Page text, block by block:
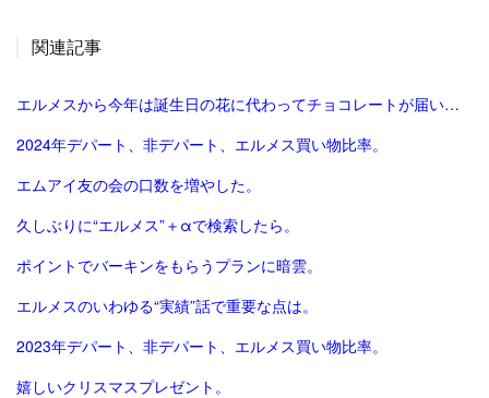
関連記事
エルメスから今年は誕生日の花に代わってチョコレートが届いた。
2024年デパート、非デパート、エルメス買い物比率。
エムアイ友の会の口数を増やした。
久しぶりに“エルメス”＋αで検索したら。
ポイントでバーキンをもらうプランに暗雲。
エルメスのいわゆる“実績”話で重要な点は。
2023年デパート、非デパート、エルメス買い物比率。
嬉しいクリスマスプレゼント。